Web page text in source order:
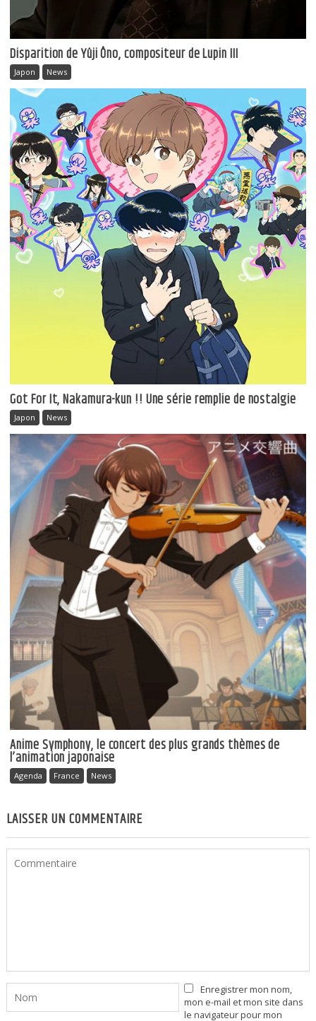
Disparition de Yûji Ôno, compositeur de Lupin III
Japon News
Got For It, Nakamura-kun !! Une série remplie de nostalgie
Japon News
Anime Symphony, le concert des plus grands thèmes de
l’animation japonaise
Agenda France News
LAISSER UN COMMENTAIRE
Enregistrer mon nom,
mon e-mail et mon site dans
le navigateur pour mon